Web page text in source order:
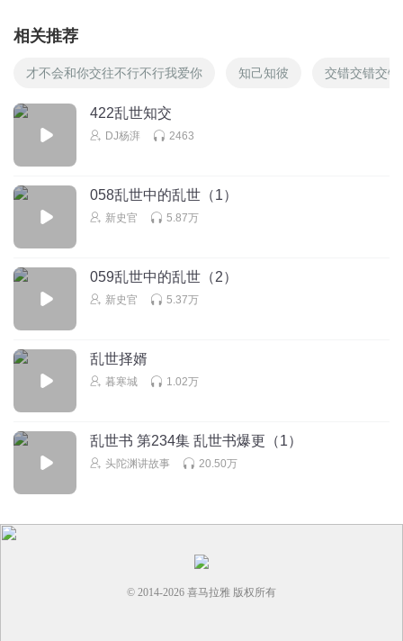
相关推荐
才不会和你交往不行不行我爱你 知己知彼 交错交错交错
422乱世知交
DJ杨湃 2463
058乱世中的乱世（1）
新史官 5.87万
059乱世中的乱世（2）
新史官 5.37万
乱世择婿
暮寒城 1.02万
乱世书 第234集 乱世书爆更（1）
头陀渊讲故事 20.50万
© 2014-2026 喜马拉雅 版权所有